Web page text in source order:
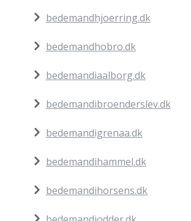
bedemandhjoerring.dk
bedemandhobro.dk
bedemandiaalborg.dk
bedemandibroenderslev.dk
bedemandigrenaa.dk
bedemandihammel.dk
bedemandihorsens.dk